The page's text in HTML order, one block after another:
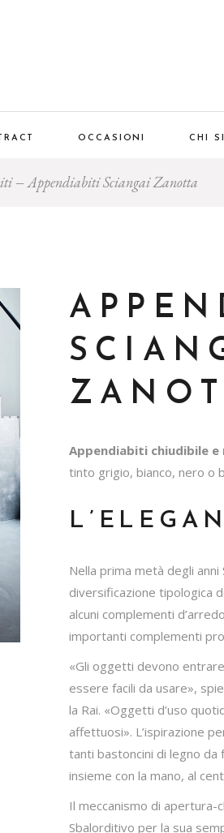
OCCASIONI CHI
Appendiabiti Sciangai Zanotta
Appendiabiti chiudibile e
tinto grigio, bianco, nero o
Nella prima metà degli
diversificazione tipologica
alcuni complementi
importanti complementi
«Gli oggetti devono
essere facili da usare»,
la Rai. «Oggetti d’uso
affettuosi». L’ispirazione
tanti bastoncini di legno da
insieme con la mano, al
Il meccanismo di apertura-
Sbalorditivo per la sua